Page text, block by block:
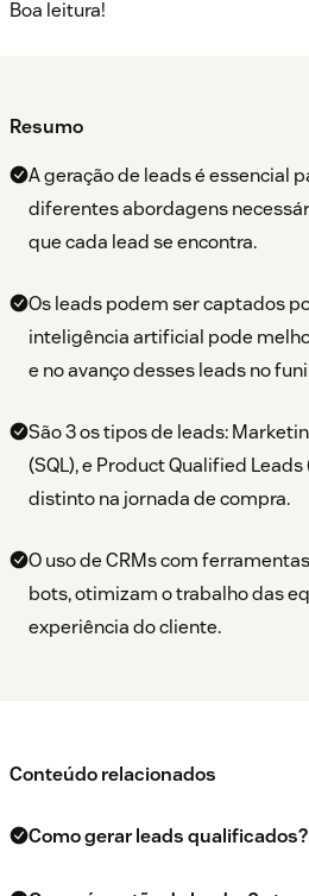
Boa leitura!
Resumo
A geração de leads é essencial
diferentes abordagens
que cada lead se encontra.
Os leads podem ser captados
inteligência artificial pode
e no avanço desses leads no
São 3 os tipos de leads:
(SQL), e Product Qualified
distinto na jornada de compra.
O uso de CRMs com
bots, otimizam o trabalho das
experiência do cliente.
Conteúdo relacionados
Como gerar leads